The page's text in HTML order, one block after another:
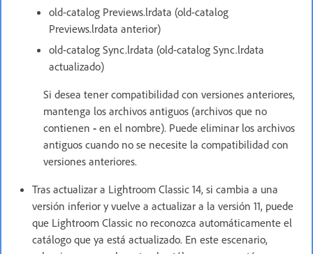
old-catalog Previews.lrdata (old-catalog
Previews.lrdata anterior)
old-catalog Sync.lrdata (old-catalog Sync.lrdata
actualizado)
Si desea tener compatibilidad con versiones anteriores,
mantenga los archivos antiguos (archivos que no
contienen - en el nombre). Puede eliminar los archivos
antiguos cuando no se necesite la compatibilidad con
versiones anteriores.
Tras actualizar a Lightroom Classic 14, si cambia a una
versión inferior y vuelve a actualizar a la versión 11, puede
que Lightroom Classic no reconozca automáticamente el
catálogo que ya está actualizado. En este escenario,